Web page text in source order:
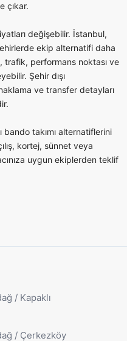
çıkar.
değişebilir. İstanbul,
ekip alternatifi daha
trafik, performans noktası ve
Şehir dışı
ve transfer detayları
takımı alternatiflerini
kortej, sünnet veya
uygun ekiplerden teklif
/ Kapaklı
/ Çerkezköy